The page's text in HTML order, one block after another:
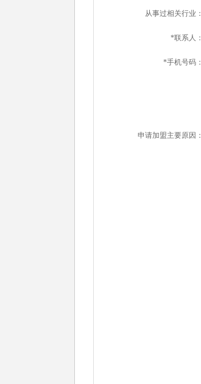
从事过相关行业：
*联系人：
*手机号码：
申请加盟主要原因：